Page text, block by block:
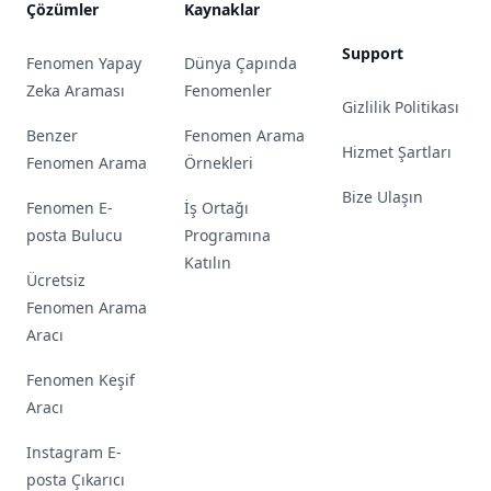
Çözümler
Fenomen Yapay
Zeka Araması
Benzer
Fenomen Arama
Fenomen E-
posta Bulucu
Ücretsiz
Fenomen Arama
Aracı
Fenomen Keşif
Aracı
Instagram E-
posta Çıkarıcı
Kaynaklar
Dünya Çapında
Fenomenler
Fenomen Arama
Örnekleri
İş Ortağı
Programına
Katılın
Support
Gizlilik Politikası
Hizmet Şartları
Bize Ulaşın